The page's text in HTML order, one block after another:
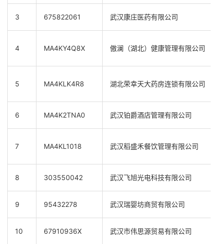
3 675822061 武汉康庄医药有限公司
4 MA4KY4Q8X 傲澜（湖北）健康管理有限公司
5 MA4KLK4R8 湖北荣幸天大药房连锁有限公司
6 MA4K2TNA0 武汉铂爵酒店管理有限公司
7 MA4KL1018 武汉稻盛禾餐饮管理有限公司
8 303550042 武汉飞旭光电科技有限公司
9 95432278 武汉瑞婴坊商贸有限公司
10 67910936X 武汉市伟思源贸易有限公司